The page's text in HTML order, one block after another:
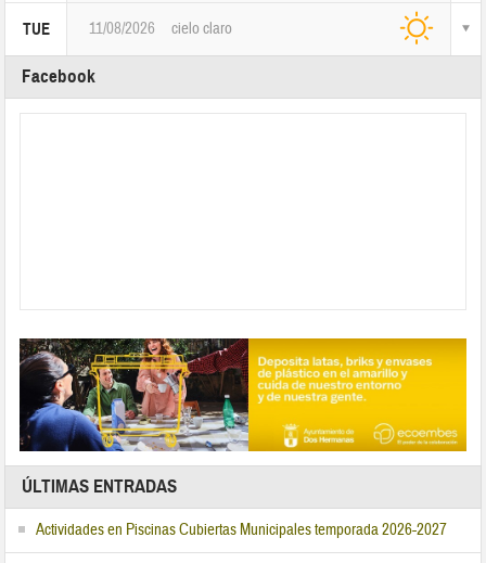
TUE 11/08/2026 cielo claro
Facebook
ÚLTIMAS ENTRADAS
Actividades en Piscinas Cubiertas Municipales temporada 2026-2027